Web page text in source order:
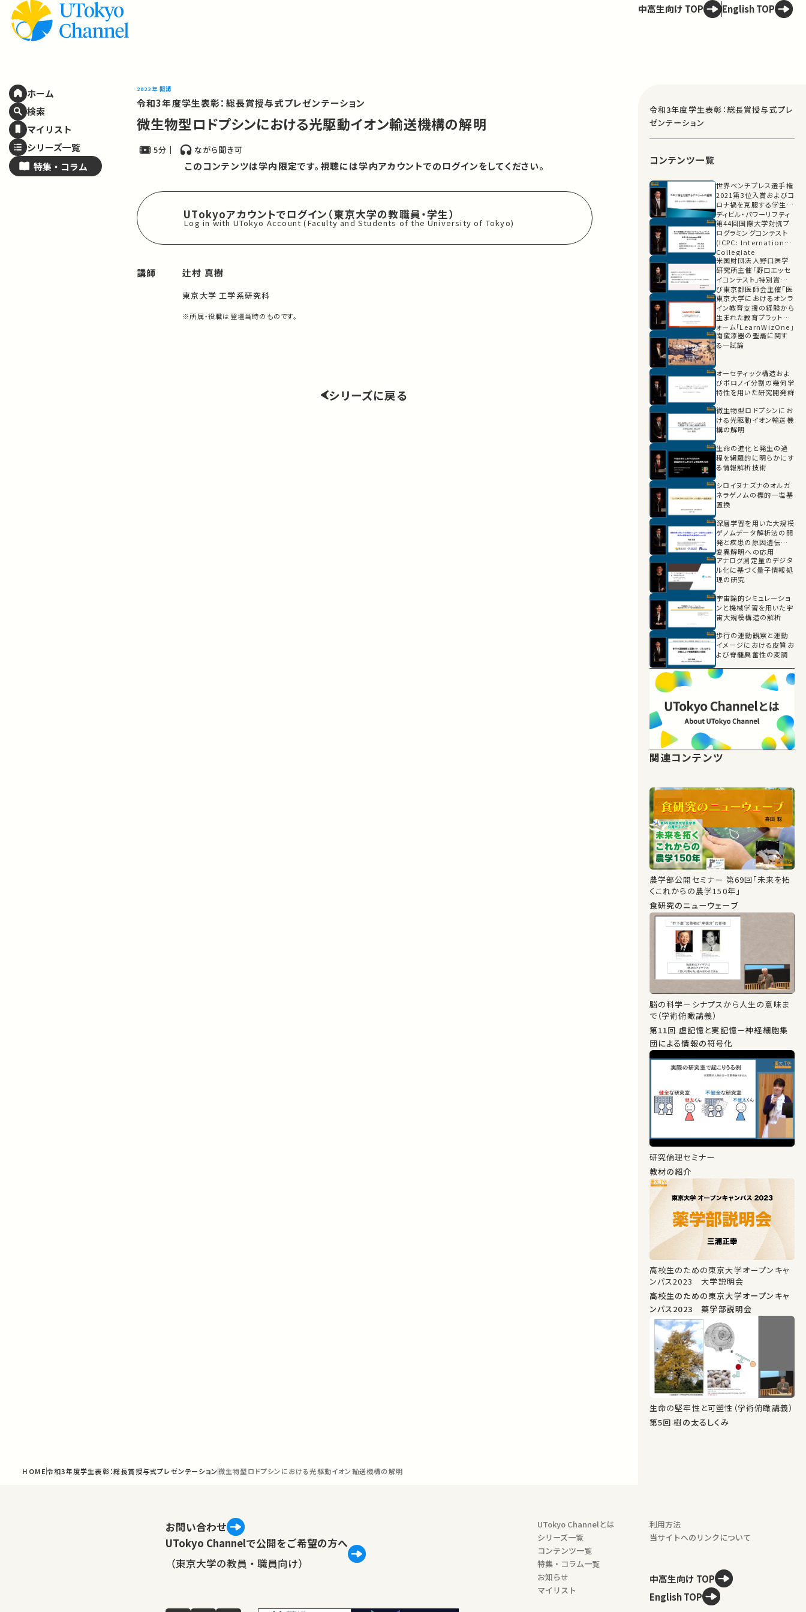
ホーム
検索
マイリスト
シリーズ一覧
特集・ コラム
中高生向け TOP English TOP
2022年 開講
令和3年度学生表彰：総長賞授与式プレゼンテーション
微生物型ロドプシンにおける光駆動イオン輸送機構の解明
5分 ながら聞き可
このコンテンツは学内限定です。視聴には学内アカウントでのログインをしてください。
UTokyoアカウントでログイン （東京大学の教職員・学生）
Log in with UTokyo Account (Faculty and Students ofthe University of Tokyo)
講師 辻村 真樹
東京大学 工学系研究科
※所属・役職は登壇当時のものです。
シリーズに戻る
HOME令和3年度学生表彰：総長賞授与式プレゼンテーション微生物型ロドプシンにおける光駆動イオン輸送機構の解明
令和3年度学生表彰：総長賞授与式プレ
ゼンテーション
コンテンツ一覧
世界ベンチプレス選手権
2021第3位入賞およびコ
ロナ禍を克服する学生ボ
ディビル・パワーリフティ
ング連盟代表としての指
導的活動
第44回国際大学対抗プ
ログラミングコンテスト
(ICPC: International
Collegiate
Programming
Contest)世界大会
Invitational 優勝 金
メダル受賞
米国財団法人野口医学
研究所主催「野口エッセ
イコンテスト」特別賞及
び東京都医師会主催「医
学生懸賞論文Student
Doctorプラタナス大賞」
大賞受賞と多岐にわたる
一連の社会活動
東京大学におけるオンラ
イン教育支援の経験から
生まれた教育プラットフ
ォーム「LearnWizOne」
の開発とその評価として
のEdTech分野における
ト部門優勝
南蛮漆器の聖龕に関す
る一試論
オーセティック構造およ
びボロノイ分割の幾何学
特性を用いた研究開発群
微生物型ロドプシンにお
ける光駆動イオン輸送機
構の解明
生命の進化と発生の過
程を網羅的に明らかにす
る情報解析技術
シロイヌナズナのオルガ
ネラゲノムの標的一塩基
置換
深層学習を用いた大規模
ゲノムデータ解析法の開
発と疾患の原因遺伝子
変異解明への応用
アナログ測定量のデジタ
ル化に基づく量子情報処
理の研究
宇宙論的シミュレーショ
ンと機械学習を用いた宇
宙大規模構造の解析
歩行の運動観察と運動
イメージにおける皮質お
よび脊髄興奮性の変調
関連コンテンツ
農学部公開セミナー 第69回「未来を拓
くこれからの農学150年」
食研究のニューウェーブ
脳の科学－シナプスから人生の意味ま
で（学術俯瞰講義）
第11回 虚記憶と実記憶－神経細胞集
団による情報の符号化
研究倫理セミナー
教材の紹介
高校生のための東京大学オープンキャ
ンパス2023 大学説明会
高校生のための東京大学オープンキャ
ンパス2023 薬学部説明会
生命の堅牢性と可塑性（学術俯瞰講義）
第5回 樹の太るしくみ
お問い合わせ
UTokyo Channelで公開をご希望の方へ
（東京大学の教員・職員向け）
UTokyo Channelとは
シリーズ一覧
コンテンツ一覧
特集・コラム一覧
お知らせ
マイリスト
利用方法
当サイトへのリンクについて
中高生向け TOP
English TOP